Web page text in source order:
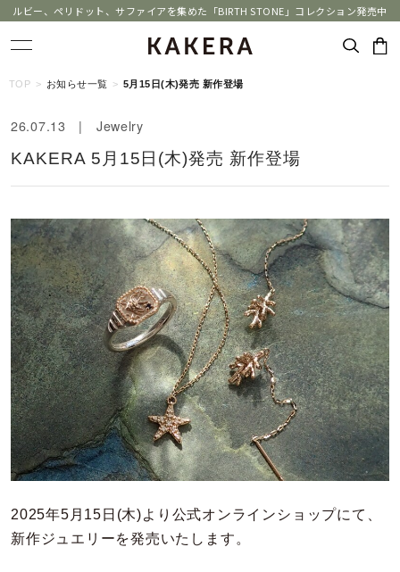
ルビー、ペリドット、サファイアを集めた「BIRTH STONE」コレクション発売中
ブランド KAKERA
カテゴリー すべてのジュエリー
素材
カラー
誕生石
モチーフ
TOP お知らせ一覧 5月15日(木)発売 新作登場
26.07.13 | Jewelry
KAKERA 5月15日(木)発売 新作登場
2025年5月15日(木)より公式オンラインショップにて、
新作ジュエリーを発売いたします。